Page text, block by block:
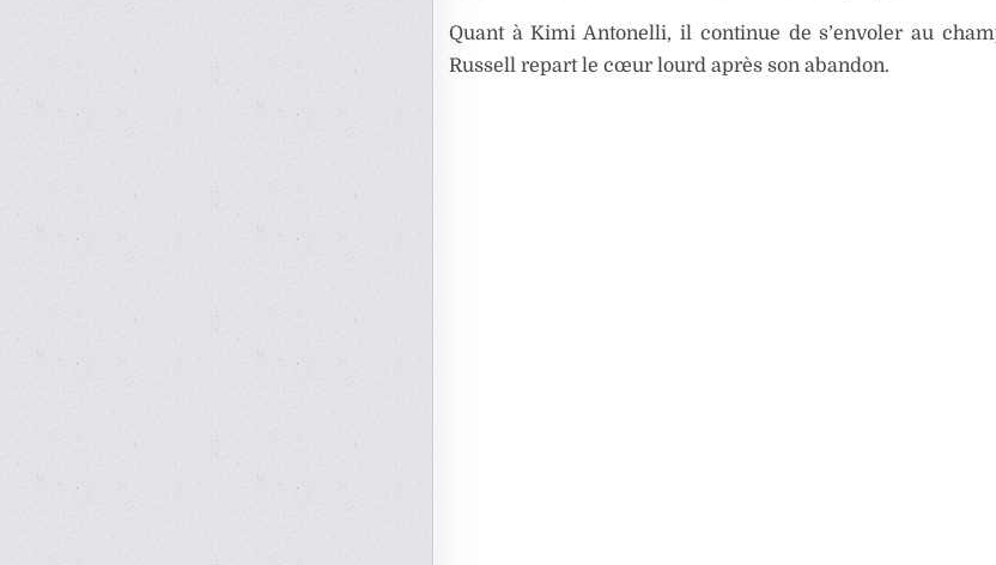
Quant à Kimi Antonelli, il continue de s’envoler au
Russell repart le cœur lourd après son abandon.